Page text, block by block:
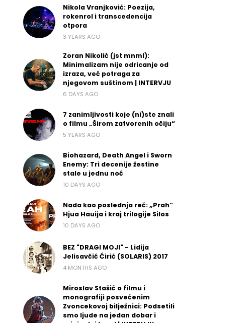
Nikola Vranjković: Poezija,
rokenrol i transcedencija
otpora
3 YEARS AGO
Zoran Nikolić (jst mnml):
Minimalizam nije odricanje od
izraza, već potraga za
njegovom suštinom | INTERVJU
6 DAYS AGO
7 zanimljivosti koje (ni)ste znali
o filmu „Širom zatvorenih očiju“
5 YEARS AGO
Biohazard, Death Angel i Sworn
Enemy: Tri decenije žestine
stale u jednu noć
10 DAYS AGO
Nada kao poslednja reč: „Prah“
Hjua Hauija i kraj trilogije Silos
10 DAYS AGO
BEZ "DRAGI MOJI" - Lidija
Jelisavčić Ćirić (SOLARIS) 2017
4 MONTHS AGO
Miroslav Stašić o filmu i
monografiji posvećenim
Zvoncekovoj bilježnici: Podsetili
smo ljude na jedan dobar i